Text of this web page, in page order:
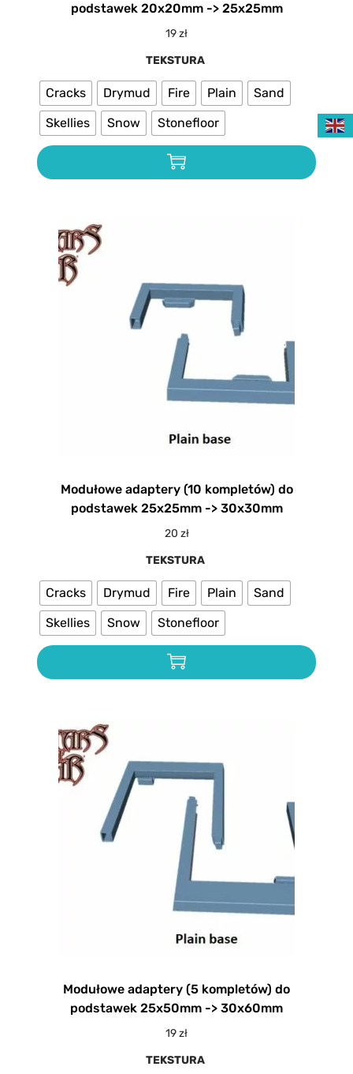
podstawek 20x20mm -> 25x25mm
19zł
TEKSTURA
Cracks Drymud Fire Plain
Sand
Skellies
Snow Stonefloor
Modułowe adaptery (10 kompletów) do
podstawek 25x25mm -> 30x30mm
20 zł
TEKSTURA
Cracks Drymud Fire Plain
Sand
Skellies
Snow Stonefloor
Modułowe adaptery (5 kompletów) do
podstawek 25x50mm -> 30x60mm
19zł
TEKSTURA